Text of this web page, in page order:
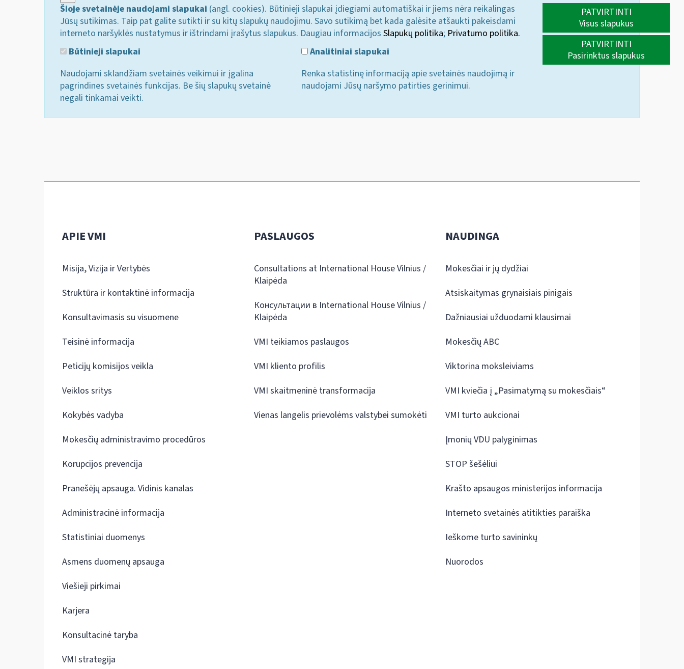
Šioje svetainėje naudojami slapukai (angl. cookies). Būtinieji slapukai įdiegiami automatiškai ir jiems nėra reikalingas
Jūsų sutikimas. Taip pat galite sutikti ir su kitų slapukų naudojimu. Savo sutikimą bet kada galėsite atšaukti pakeisdami
interneto naršyklės nustatymus ir ištrindami įrašytus slapukus. Daugiau informacijos Slapukų politika; Privatumo politika.
Būtinieji slapukai
Naudojami sklandžiam svetainės veikimui ir įgalina
pagrindines svetainės funkcijas. Be šių slapukų svetainė
negali tinkamai veikti.
Analitiniai slapukai
Renka statistinę informaciją apie svetainės naudojimą ir
naudojami Jūsų naršymo patirties gerinimui.
PATVIRTINTI
Visus slapukus
PATVIRTINTI
Pasirinktus slapukus
APIE VMI
Misija, Vizija ir Vertybės
Struktūra ir kontaktinė informacija
Konsultavimasis su visuomene
Teisinė informacija
Peticijų komisijos veikla
Veiklos sritys
Kokybės vadyba
Mokesčių administravimo procedūros
Korupcijos prevencija
Pranešėjų apsauga. Vidinis kanalas
Administracinė informacija
Statistiniai duomenys
Asmens duomenų apsauga
Viešieji pirkimai
Karjera
Konsultacinė taryba
VMI strategija
PASLAUGOS
Consultations at International House Vilnius /
Klaipėda
Консультации в International House Vilnius /
Klaipėda
VMI teikiamos paslaugos
VMI kliento profilis
VMI skaitmeninė transformacija
Vienas langelis prievolėms valstybei sumokėti
NAUDINGA
Mokesčiai ir jų dydžiai
Atsiskaitymas grynaisiais pinigais
Dažniausiai užduodami klausimai
Mokesčių ABC
Viktorina moksleiviams
VMI kviečia į „Pasimatymą su mokesčiais“
VMI turto aukcionai
Įmonių VDU palyginimas
STOP šešėliui
Krašto apsaugos ministerijos informacija
Interneto svetainės atitikties paraiška
Ieškome turto savininkų
Nuorodos